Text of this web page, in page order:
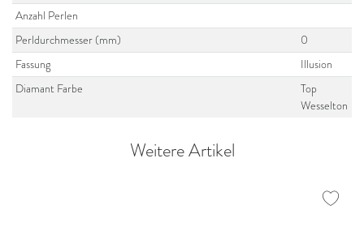
Anzahl Perlen
Perldurchmesser (mm)
0
Fassung
Illusion
Diamant Farbe
Top
Wesselton
Weitere Artikel